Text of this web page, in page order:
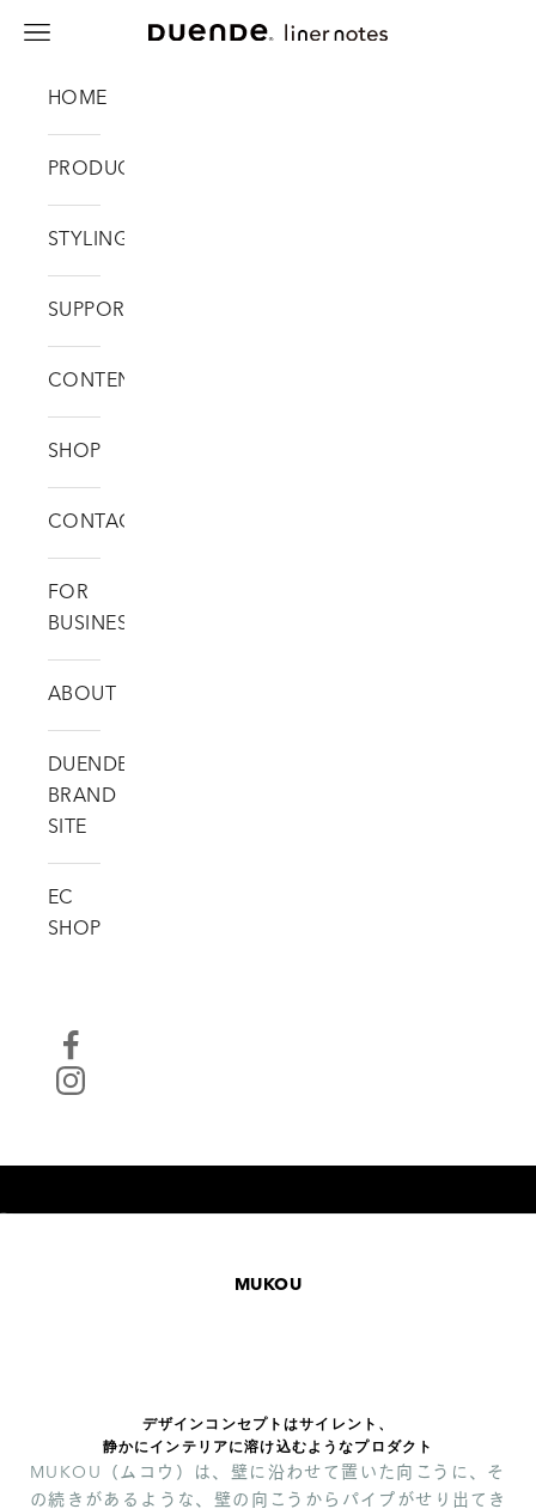
DUENDE liner notes
メニュー
HOME
PRODUCTS
STYLING
SUPPORT
CONTENTS
SHOP
CONTACT
FOR
BUSINESS
ABOUT
DUENDE
BRAND
SITE
EC
SHOP
MUKOU
デザインコンセプトはサイレント、
静かにインテリアに溶け込むようなプロダクト
MUKOU（ムコウ）は、壁に沿わせて置いた向こうに、そ
の続きがあるような、壁の向こうからパイプがせり出てき